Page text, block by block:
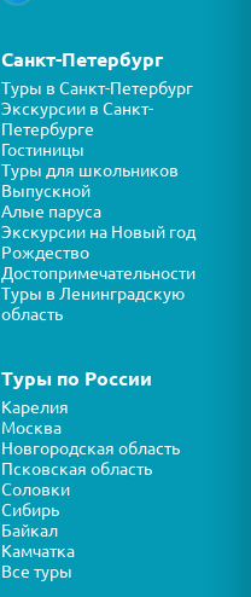
Санкт-Петербург
Туры в Санкт-Петербург
Экскурсии в Санкт-
Петербурге
Гостиницы
Туры для школьников
Выпускной
Алые паруса
Экскурсии на Новый год
Рождество
Достопримечательности
Туры в Ленинградскую
область
Туры по России
Карелия
Москва
Новгородская область
Псковская область
Соловки
Сибирь
Байкал
Камчатка
Все туры